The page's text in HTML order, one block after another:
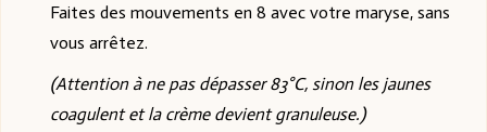
Faites des mouvements en 8 avec votre maryse, sans
vous arrêtez.
(Attention à ne pas dépasser 83°C, sinon les jaunes
coagulent et la crème devient granuleuse.)